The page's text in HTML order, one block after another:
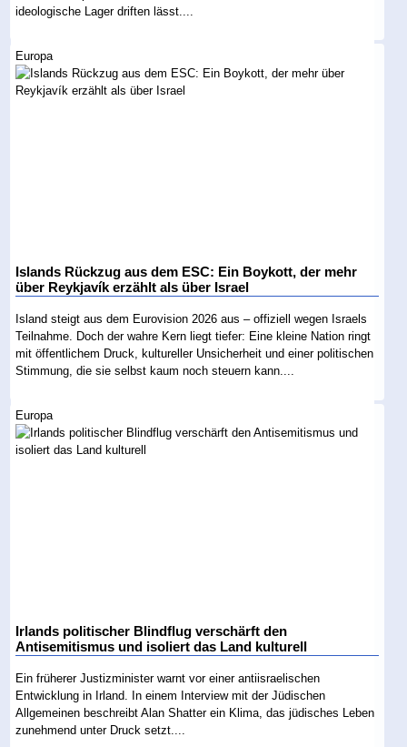
ideologische Lager driften lässt....
Europa
Islands Rückzug aus dem ESC: Ein Boykott, der mehr
über Reykjavík erzählt als über Israel
Island steigt aus dem Eurovision 2026 aus – offiziell wegen Israels
Teilnahme. Doch der wahre Kern liegt tiefer: Eine kleine Nation ringt
mit öffentlichem Druck, kultureller Unsicherheit und einer politischen
Stimmung, die sie selbst kaum noch steuern kann....
Europa
Irlands politischer Blindflug verschärft den
Antisemitismus und isoliert das Land kulturell
Ein früherer Justizminister warnt vor einer antiisraelischen
Entwicklung in Irland. In einem Interview mit der Jüdischen
Allgemeinen beschreibt Alan Shatter ein Klima, das jüdisches Leben
zunehmend unter Druck setzt....